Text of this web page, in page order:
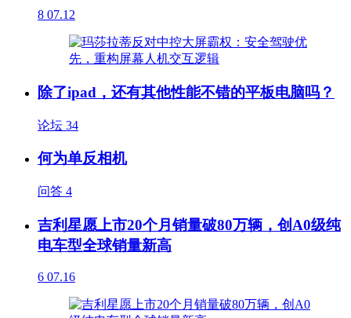
8 07.12
除了ipad，还有其他性能不错的平板电脑吗？
论坛 34
何为单反相机
问答 4
吉利星愿上市20个月销量破80万辆，创A0级纯
电车型全球销量新高
6 07.16